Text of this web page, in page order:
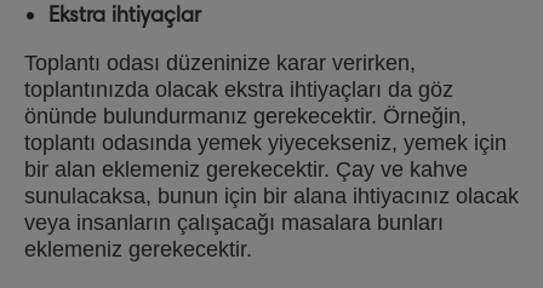
Ekstra ihtiyaçlar
Toplantı odası düzeninize karar verirken,
toplantınızda olacak ekstra ihtiyaçları da göz
önünde bulundurmanız gerekecektir. Örneğin,
toplantı odasında yemek yiyecekseniz, yemek için
bir alan eklemeniz gerekecektir. Çay ve kahve
sunulacaksa, bunun için bir alana ihtiyacınız olacak
veya insanların çalışacağı masalara bunları
eklemeniz gerekecektir.